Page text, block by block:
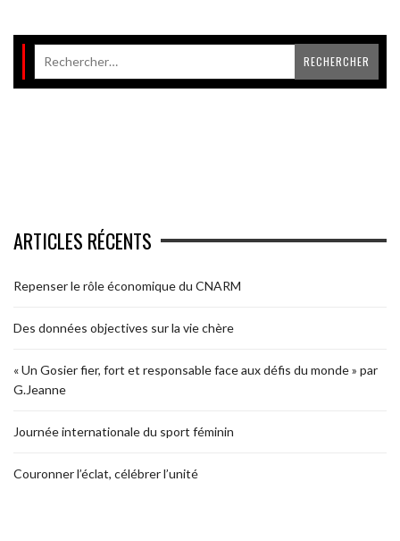
ARTICLES RÉCENTS
Repenser le rôle économique du CNARM
Des données objectives sur la vie chère
« Un Gosier fier, fort et responsable face aux défis du monde » par
G.Jeanne
Journée internationale du sport féminin
Couronner l’éclat, célébrer l’unité